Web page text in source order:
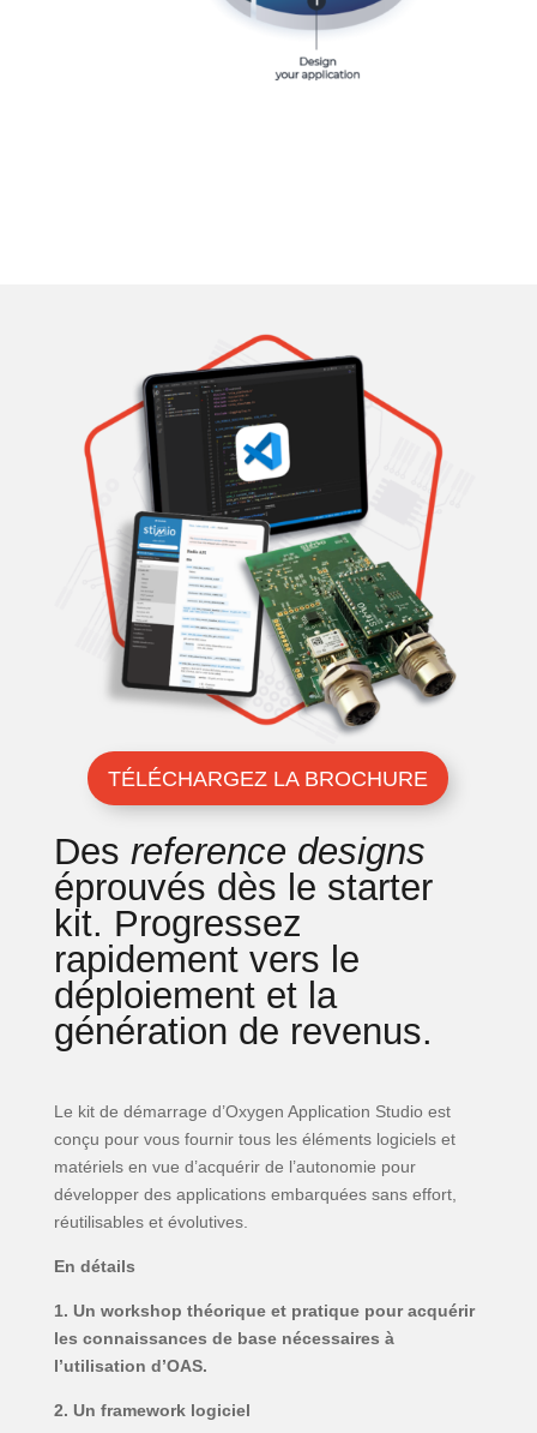
TÉLÉCHARGEZ LA BROCHURE
Des reference designs
éprouvés dès le starter
kit. Progressez
rapidement vers le
déploiement et la
génération de revenus.
Le kit de démarrage d’Oxygen Application Studio est
conçu pour vous fournir tous les éléments logiciels et
matériels en vue d’acquérir de l’autonomie pour
développer des applications embarquées sans effort,
réutilisables et évolutives.
En détails
1. Un workshop théorique et pratique pour acquérir
les connaissances de base nécessaires à
l’utilisation d’OAS.
2. Un framework logiciel